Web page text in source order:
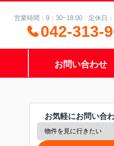
営業時間：9：30~18:00 定休日
042-313-
お問い合わせ
お気軽にお問い合